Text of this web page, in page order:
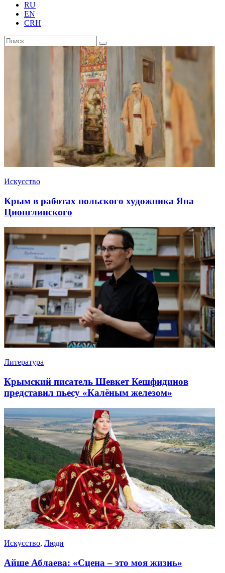
RU
EN
CRH
Искусство
Крым в работах польского художника Яна
Ционглинского
Литература
Крымский писатель Шевкет Кешфидинов
представил пьесу «Калёным железом»
Искусство, Люди
Айше Аблаева: «Сцена – это моя жизнь»